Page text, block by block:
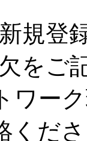
規登
をご
ーク
くだ